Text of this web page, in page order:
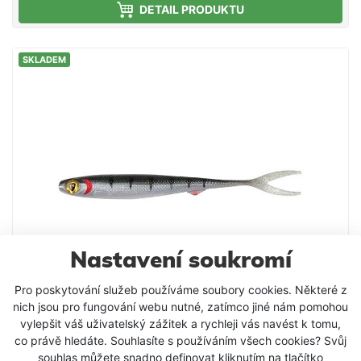
Nastavení soukromí
Pro poskytování služeb používáme soubory cookies. Některé z
nich jsou pro fungování webu nutné, zatímco jiné nám pomohou
vylepšit váš uživatelský zážitek a rychleji vás navést k tomu,
co právě hledáte. Souhlasíte s používáním všech cookies? Svůj
souhlas můžete snadno definovat kliknutím na tlačítko
vybavena speciální objímkou pro háček na hlavě
těžítka na břiše bez poškození návnady. Oválný tvar
DETAIL PRODUKTU
SKLADEM
Fox Rage Slick Finesse Super Soft UV Young
Perch